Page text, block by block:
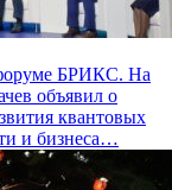
БРИКС. На
объявил о
квантовых
и бизнеса…